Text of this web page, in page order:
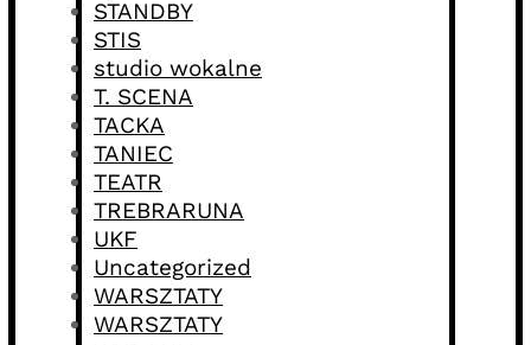
STANDBY
STIS
studio wokalne
T. SCENA
TACKA
TANIEC
TEATR
TREBRARUNA
UKF
Uncategorized
WARSZTATY
WARSZTATY